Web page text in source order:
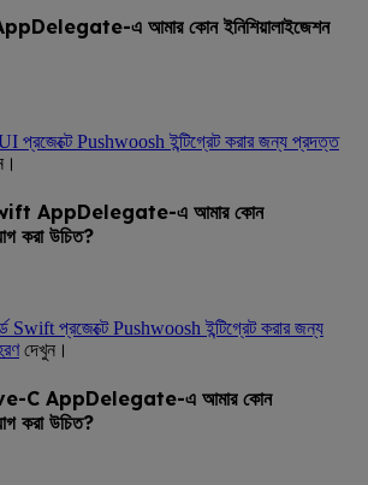
এ আমার কোন ইনিশিয়ালাইজেশন
প্রজেক্টে Pushwoosh ইন্টিগ্রেট করার জন্য প্রদত্ত
Swift AppDelegate-এ আমার কোন
করা উচিত?
Swift প্রজেক্টে Pushwoosh ইন্টিগ্রেট করার জন্য
দেখুন।
C AppDelegate-এ আমার কোন
করা উচিত?